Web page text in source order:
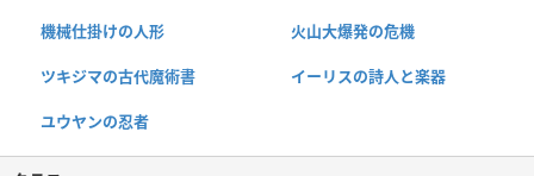
機械仕掛けの人形 火山大爆発の危機
ツキジマの古代魔術書 イーリスの詩人と楽器
ユウヤンの忍者